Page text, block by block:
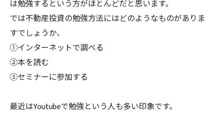
は勉強するという方がほとんどだと思います。
では不動産投資の勉強方法にはどのようなものがありま
すでしょうか、
①インターネットで調べる
②本を読む
③セミナーに参加する
最近はYoutubeで勉強という人も多い印象です。